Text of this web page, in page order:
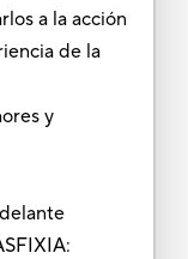
a la acción
de la
y